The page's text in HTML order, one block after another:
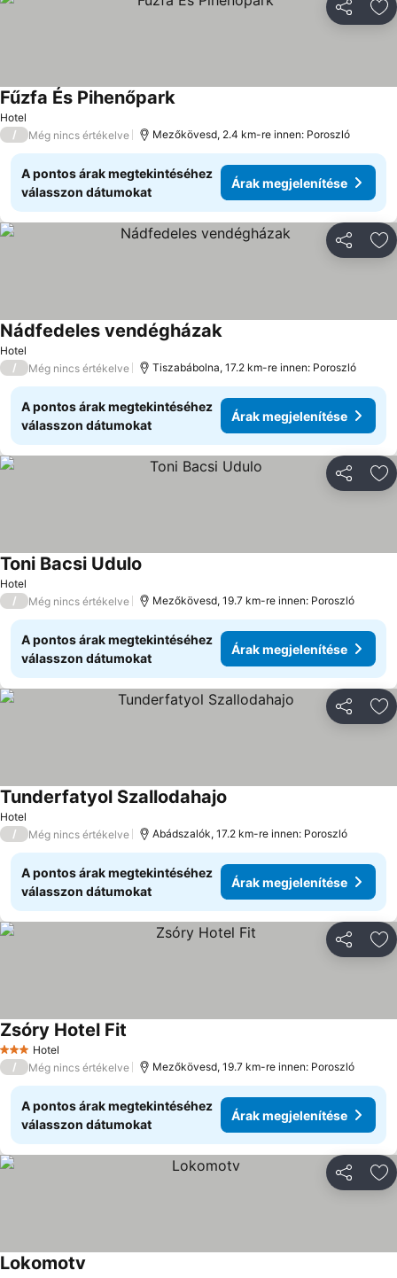
Hotel
Fűzfa És Pihenőpark
/ Még nincs értékelve Mezőkövesd, 2.4 km-re innen: Poroszló
A pontos árak megtekintéséhez
válasszon dátumokat
Árak megjelenítése
Hotel
Nádfedeles vendégházak
/ Még nincs értékelve Tiszabábolna, 17.2 km-re innen: Poroszló
A pontos árak megtekintéséhez
válasszon dátumokat
Árak megjelenítése
Hotel
Toni Bacsi Udulo
/ Még nincs értékelve Mezőkövesd, 19.7 km-re innen: Poroszló
A pontos árak megtekintéséhez
válasszon dátumokat
Árak megjelenítése
Hotel
Tunderfatyol Szallodahajo
/ Még nincs értékelve Abádszalók, 17.2 km-re innen: Poroszló
A pontos árak megtekintéséhez
válasszon dátumokat
Árak megjelenítése
3 Kategória
Hotel
Zsóry Hotel Fit
/ Még nincs értékelve Mezőkövesd, 19.7 km-re innen: Poroszló
A pontos árak megtekintéséhez
válasszon dátumokat
Árak megjelenítése
Lokomotv